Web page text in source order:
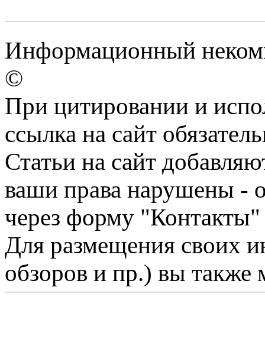
Информационный
©
При цитировании и
ссылка на сайт
Статьи на сайт
ваши права нарушены -
через форму "Контакты"
Для размещения своих
обзоров и пр.) вы также